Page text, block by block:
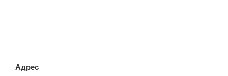
Адрес